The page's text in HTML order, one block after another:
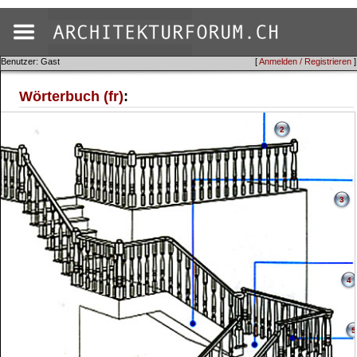
[Anmelden / Registrieren ]
Benutzer: Gast
Wörterbuch (fr):
2
3
4
5